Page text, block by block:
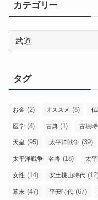
カテゴリー
カ
ー
タグ
お金 (2) オススメ (8)
医学 (4) 古典 (1) 古墳
天皇 (95) 太平洋戦争 (39)
太平洋戦争 名将 (18) 太
女性 (14) 安土桃山時代 (12)
幕末 (47) 平安時代 (67)